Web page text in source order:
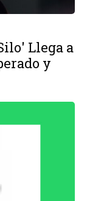
Llega a
y